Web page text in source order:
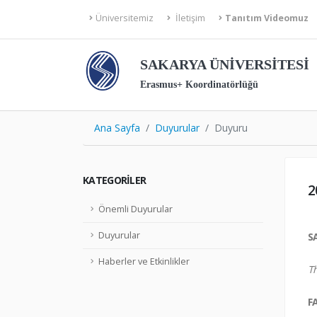
Üniversitemiz İletişim Tanıtım Videomuz
SAKARYA ÜNİVERSİTESİ
Erasmus+ Koordinatörlüğü
Ana Sayfa Duyurular Duyuru
KATEGORILER
Önemli Duyurular
Duyurular
Haberler ve Etkinlikler